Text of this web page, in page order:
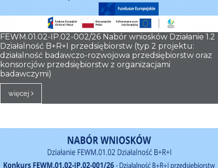
FEWM.01.02-IP.02-002/26 Nabór wniosków Działanie 1.2
Działalność B+R+I przedsiębiorstw (typ 2 projektu:
działalność badawczo-rozwojowa przedsiębiorstw oraz
konsorcjów przedsiębiorstw z organizacjami
badawczymi)
więcej